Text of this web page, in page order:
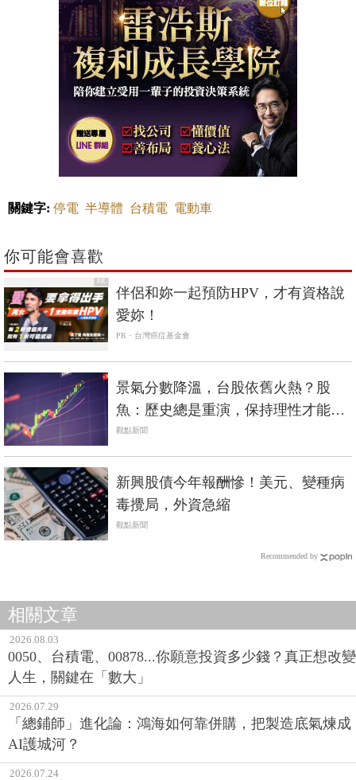
關鍵字: 停電 半導體 台積電 電動車
你可能會喜歡
PR
伴侶和妳一起預防HPV，才有資格說
愛妳！
PR・台灣癌症基金會
景氣分數降溫，台股依舊火熱？股
魚：歷史總是重演，保持理性才能立
於不敗
觀點新聞
新興股債今年報酬慘！美元、變種病
毒攪局，外資急縮
觀點新聞
Recommended by
相關文章
2026.08.03
0050、台積電、00878...你願意投資多少錢？真正想改變
人生，關鍵在「數大」
2026.07.29
「總鋪師」進化論：鴻海如何靠併購，把製造底氣煉成
AI護城河？
2026.07.24